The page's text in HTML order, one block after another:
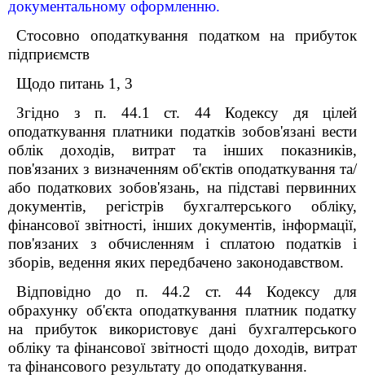
документальному оформленню.
Стосовно оподаткування податком на прибуток
підприємств
Щодо питань 1, 3
Згідно з п. 44.1 ст. 44 Кодексу дя цілей
оподаткування платники податків зобов'язані вести
облік доходів, витрат та інших показників,
пов'язаних з визначенням об'єктів оподаткування та/
або податкових зобов'язань, на підставі первинних
документів, регістрів бухгалтерського обліку,
фінансової звітності, інших документів, інформації,
пов'язаних з обчисленням і сплатою податків і
зборів, ведення яких передбачено законодавством.
Відповідно до п. 44.2 ст. 44 Кодексу для
обрахунку об'єкта оподаткування платник податку
на прибуток використовує дані бухгалтерського
обліку та фінансової звітності щодо доходів, витрат
та фінансового результату до оподаткування.